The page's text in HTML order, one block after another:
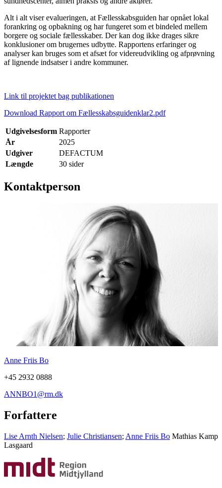
Alt i alt viser evalueringen, at Fællesskabsguiden har opnået lokal
forankring og opbakning og har fungeret som et bindeled mellem
borgere og sociale fællesskaber. Der kan dog ikke drages sikre
konklusioner om brugernes udbytte. Rapportens erfaringer og
analyser kan bruges som et afsæt for videreudvikling og afprøvning
af lignende indsatser i andre kommuner.
Link til projektet bag publikationen
Download Rapport om Fællesskabsguidenklar2.pdf
Udgivelsesform Rapporter
År
2025
Udgiver
DEFACTUM
Længde
30 sider
Kontaktperson
Anne Friis Bo
+45 2932 0888
ANNBO1@rm.dk
Forfattere
Lise Arnth Nielsen; Julie Christiansen; Anne Friis Bo Mathias Kamp
Lasgaard